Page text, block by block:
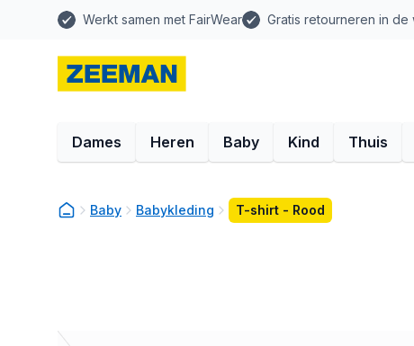
Werkt samen met FairWear Gratis retourneren in de
Dames Heren Baby Kind Thuis
Baby Babykleding T-shirt - Rood